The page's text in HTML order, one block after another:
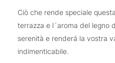
Ciò che rende speciale
terrazza e l´aroma del legno
serenità e renderá la vostra
indimenticabile.